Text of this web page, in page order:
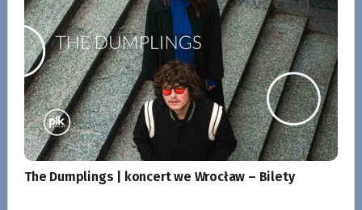
The Dumplings | koncert we Wrocław – Bilety